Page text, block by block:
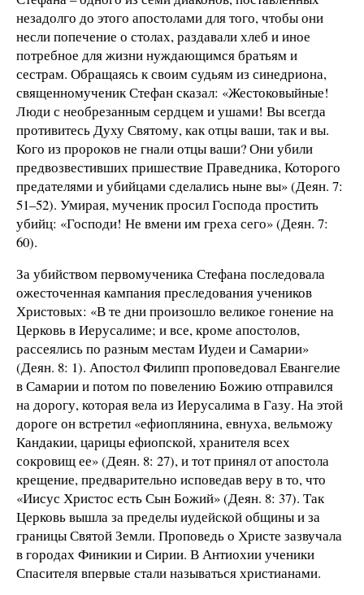
незадолго до этого апостолами для того, чтобы они
несли попечение о столах, раздавали хлеб и иное
потребное для жизни нуждающимся братьям и
сестрам. Обращаясь к своим судьям из синедриона,
священномученик Стефан сказал: «Жестоковыйные!
Люди с необрезанным сердцем и ушами! Вы всегда
противитесь Духу Святому, как отцы ваши, так и вы.
Кого из пророков не гнали отцы ваши? Они убили
предвозвестивших пришествие Праведника, Которого
предателями и убийцами сделались ныне вы» (Деян. 7:
51–52). Умирая, мученик просил Господа простить
убийц: «Господи! Не вмени им греха сего» (Деян. 7:
60).
За убийством первомученика Стефана последовала
ожесточенная кампания преследования учеников
Христовых: «В те дни произошло великое гонение на
Церковь в Иерусалиме; и все, кроме апостолов,
рассеялись по разным местам Иудеи и Самарии»
(Деян. 8: 1). Апостол Филипп проповедовал Евангелие
в Самарии и потом по повелению Божию отправился
на дорогу, которая вела из Иерусалима в Газу. На этой
дороге он встретил «ефиоплянина, евнуха, вельможу
Кандакии, царицы ефиопской, хранителя всех
сокровищ ее» (Деян. 8: 27), и тот принял от апостола
крещение, предварительно исповедав веру в то, что
«Иисус Христос есть Сын Божий» (Деян. 8: 37). Так
Церковь вышла за пределы иудейской общины и за
границы Святой Земли. Проповедь о Христе зазвучала
в городах Финикии и Сирии. В Антиохии ученики
Спасителя впервые стали называться христианами.